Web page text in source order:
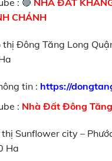
: 🔴 NHÀ ĐẤT
CHÁNH
thị Đông Tăng Long
tin : https://
: Nhà Đất Đông
Sunflower city –
Ha